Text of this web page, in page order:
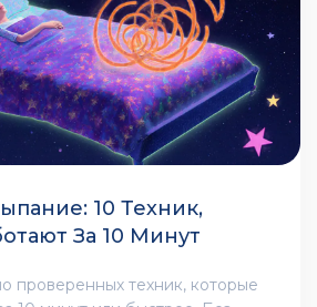
10 Техник,
За 10 Минут
проверенных техник, которые